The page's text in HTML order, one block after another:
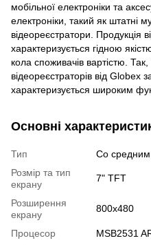
мобільної електроніки та
електроніки, такий як штатні
відеореєстратори. Продукція
характеризується гідною
кола споживачів вартістю.
відеореєстраторів від Globex
характеризується широким
Основні
Тип
Со
Розмір та тип
екрану
7" TFT
Розширення
екрану
800x480
Процесор
MSB2531